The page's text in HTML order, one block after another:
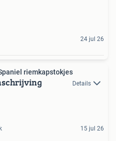
24 jul 26
riemkapstokjes
Details
15 jul 26